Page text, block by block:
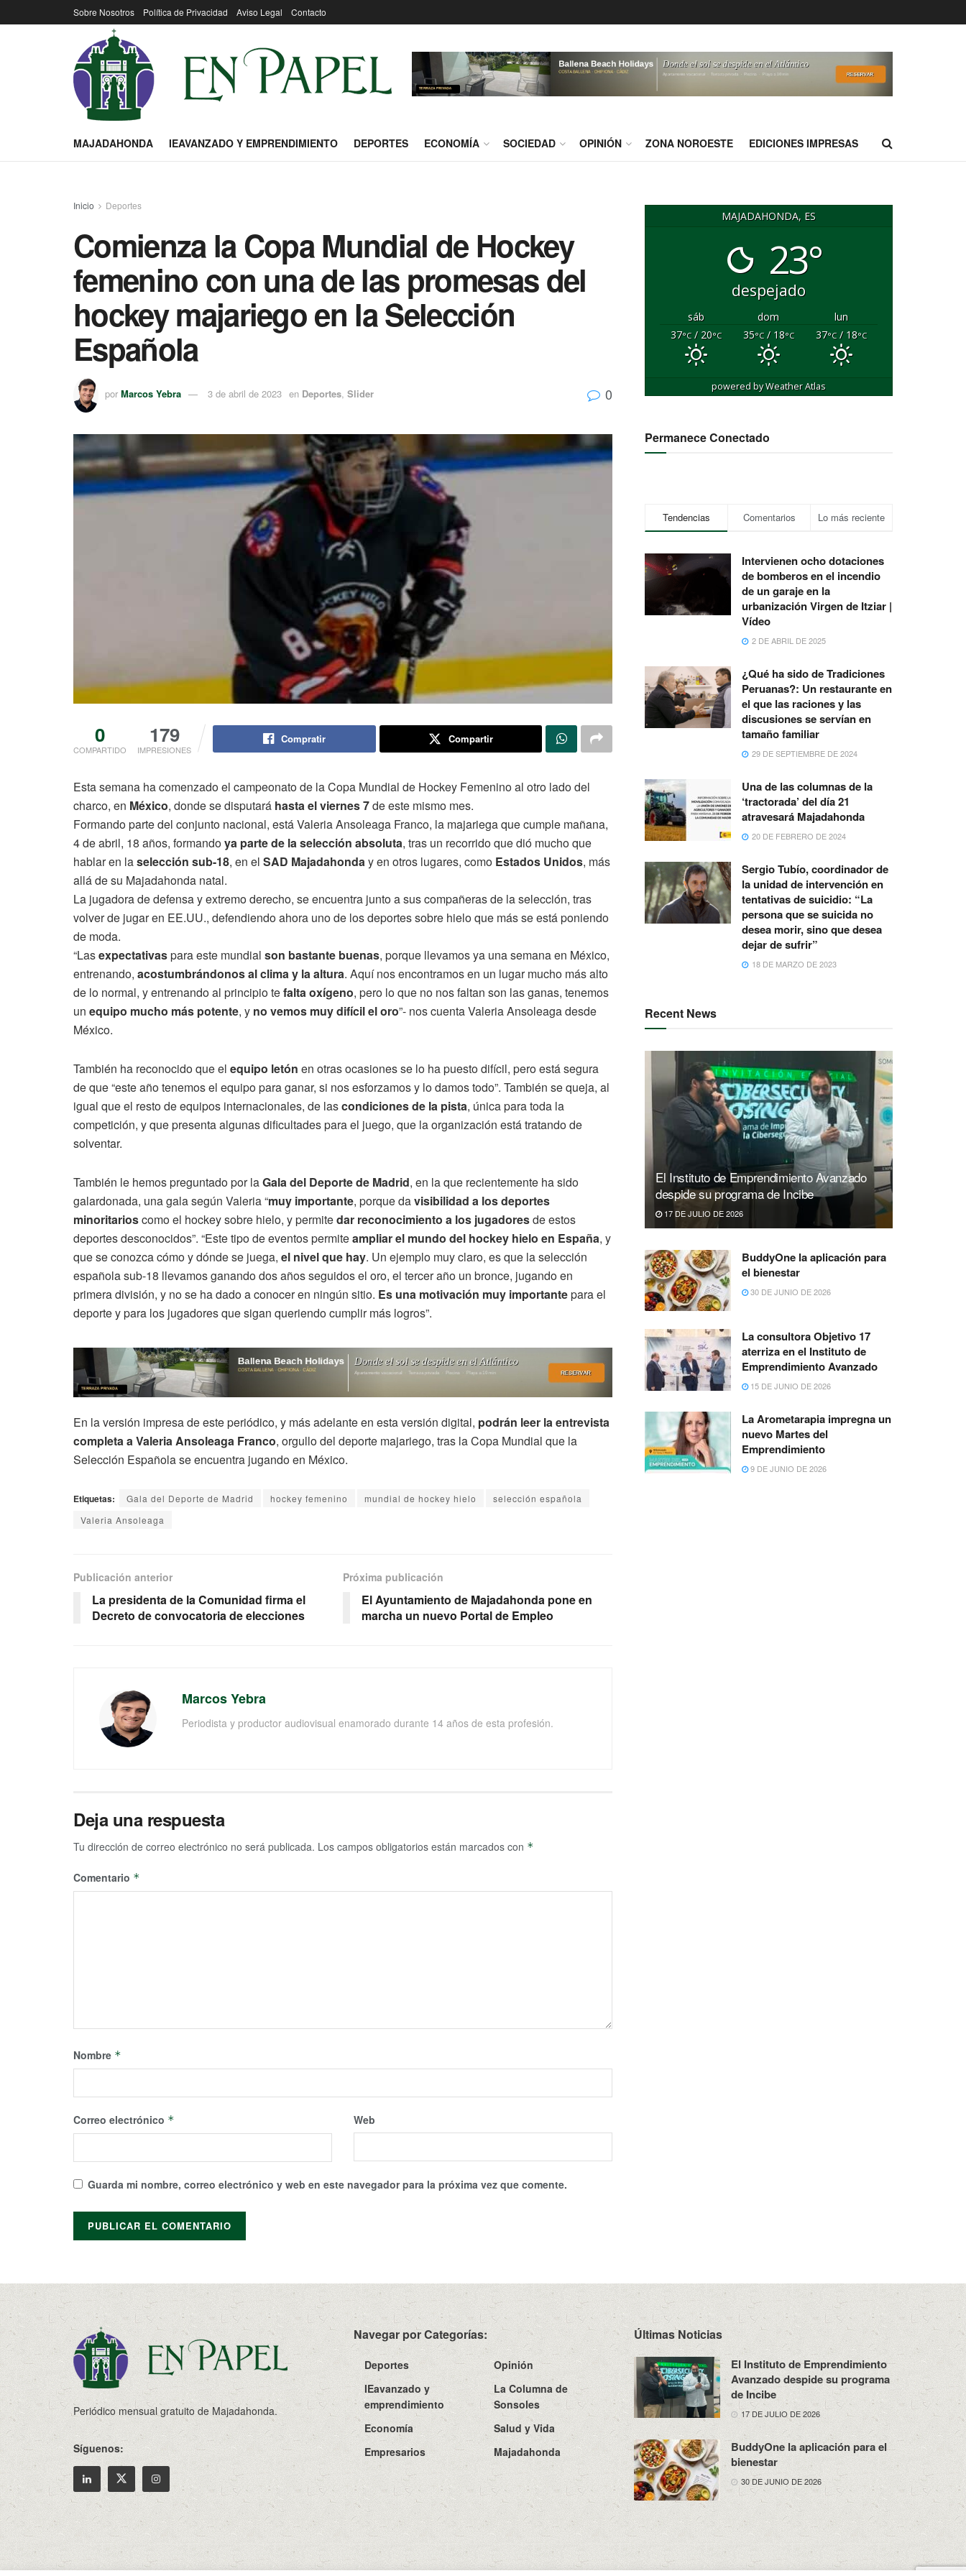
Sobre Nosotros Política de Privacidad Aviso Legal Contacto
MAJADAHONDA IEAVANZADO Y EMPRENDIMIENTO DEPORTES ECONOMÍA SOCIEDAD OPINIÓN ZONA NOROESTE EDICIONES IMPRESAS
Inicio Deportes
Comienza la Copa Mundial de Hockey
femenino con una de las promesas del
hockey majariego en la Selección
Española
por Marcos Yebra 3 de abril de 2023 en Deportes, Slider 0
0
COMPARTIDO
179
IMPRESIONES
Compratir Compartir
Esta semana ha comenzado el campeonato de la Copa Mundial de Hockey Femenino al otro lado del
charco, en México, donde se disputará hasta el viernes 7de este mismo mes.
Formando parte del conjunto nacional, está Valeria Ansoleaga Franco, la majariega que cumple mañana,
4 de abril, 18 años, formandoya parte de la selección absoluta, tras un recorrido que dió mucho que
hablar en laselección sub-18, en el SAD Majadahonday en otros lugares, como Estados Unidos, más
allá de su Majadahonda natal.
La jugadora de defensa y extremo derecho, se encuentra junto a sus compañeras de la selección, tras
volver de jugar en EE.UU., defendiendo ahora uno de los deportes sobre hielo que más se está poniendo
de moda.
“Lasexpectativaspara este mundial son bastante buenas, porque llevamos ya una semana en México,
entrenando, acostumbrándonos al clima y la altura. Aquí nos encontramos en un lugar mucho más alto
de lo normal, y entrenando al principio tefalta oxígeno, pero lo que no nos faltan son las ganas, tenemos
un equipo mucho más potente, y no vemos muy difícil el oro”- nos cuenta Valeria Ansoleaga desde
México.
También ha reconocido que el equipo letón en otras ocasiones se lo ha puesto difícil, pero está segura
de que “este año tenemos el equipo para ganar, si nos esforzamos y lo damos todo”. También se queja, al
igual que el resto de equipos internacionales, de lascondiciones de la pista, única para toda la
competición, y que presenta algunas dificultades para el juego, que la organización está tratando de
solventar.
También le hemos preguntado por laGala del Deporte de Madrid, en la que recientemente ha sido
galardonada, una gala según Valeria “muy importante, porque davisibilidad a los deportes
minoritarioscomo el hockey sobre hielo, y permitedar reconocimiento a los jugadoresde estos
deportes desconocidos”. “Este tipo de eventos permiteampliar el mundo del hockey hielo en España, y
que se conozca cómo y dónde se juega, el nivel que hay. Un ejemplo muy claro, es que la selección
española sub-18 llevamos ganando dos años seguidos el oro, el tercer año un bronce, jugando en
primera división, y no se ha dado a conocer en ningún sitio. Es una motivación muy importantepara el
deporte y para los jugadores que sigan queriendo cumplir más logros”.
En la versión impresa de este periódico, y más adelante en esta versión digital, podrán leer la entrevista
completa a Valeria Ansoleaga Franco, orgullo del deporte majariego, tras la Copa Mundial que la
Selección Española se encuentra jugando en México.
Etiquetas: Gala del Deporte de Madrid hockey femenino mundial de hockey hielo
selección española
Valeria Ansoleaga
Publicación anterior
La presidenta de la Comunidad firma el
Decreto de convocatoria de elecciones
Próxima publicación
El Ayuntamiento de Majadahonda pone en
marcha un nuevo Portal de Empleo
Marcos Yebra
Periodista y productor audiovisual enamorado durante 14 años de esta profesión.
Deja una respuesta
Tu dirección de correo electrónico no será publicada. Los campos obligatorios están marcados con *
Comentario *
Nombre *
Correo electrónico * Web
Guarda mi nombre, correo electrónico y web en este navegador para la próxima vez que comente.
MAJADAHONDA, ES
23°
despejado
sáb dom
lun
37°C/ 20°C 35°C/ 18°C 37°C/ 18°C
powered byWeather Atlas
Permanece Conectado
Tendencias Comentarios Lo más reciente
Intervienen ocho dotaciones
de bomberos en el incendio
de un garaje en la
urbanización Virgen de Itziar |
Vídeo
2 DE ABRIL DE 2025
¿Qué ha sido de Tradiciones
Peruanas?: Un restaurante en
el que las raciones y las
discusiones se servían en
tamaño familiar
29 DE SEPTIEMBRE DE 2024
Una de las columnas de la
‘tractorada’ del día 21
atravesará Majadahonda
20 DE FEBRERO DE 2024
Sergio Tubío, coordinador de
la unidad de intervención en
tentativas de suicidio: “La
persona que se suicida no
desea morir, sino que desea
dejar de sufrir”
18 DE MARZO DE 2023
Recent News
El Instituto de Emprendimiento Avanzado
despide su programa de Incibe
17 DE JULIO DE 2026
BuddyOne la aplicación para
el bienestar
30 DE JUNIO DE 2026
La consultora Objetivo 17
aterriza en el Instituto de
Emprendimiento Avanzado
15 DE JUNIO DE 2026
La Arometarapia impregna un
nuevo Martes del
Emprendimiento
9 DE JUNIO DE 2026
Periódico mensual gratuito de Majadahonda.
Síguenos:
Navegar por Categorías:
Deportes
Opinión
IEavanzado y
emprendimiento
La Columna de
Sonsoles
Economía
Salud y Vida
Empresarios
Majadahonda
Últimas Noticias
El Instituto de Emprendimiento
Avanzado despide su programa
de Incibe
17 DE JULIO DE 2026
BuddyOne la aplicación para el
bienestar
30 DE JUNIO DE 2026